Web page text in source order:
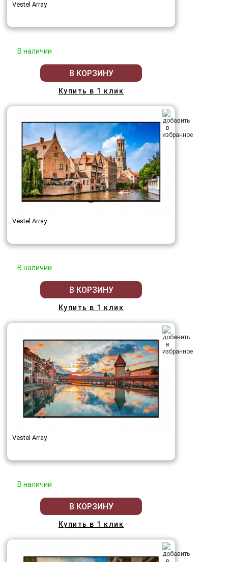
Vestel Array
В наличии
В КОРЗИНУ
Купить в 1 клик
Vestel Array
В наличии
В КОРЗИНУ
Купить в 1 клик
Vestel Array
В наличии
В КОРЗИНУ
Купить в 1 клик